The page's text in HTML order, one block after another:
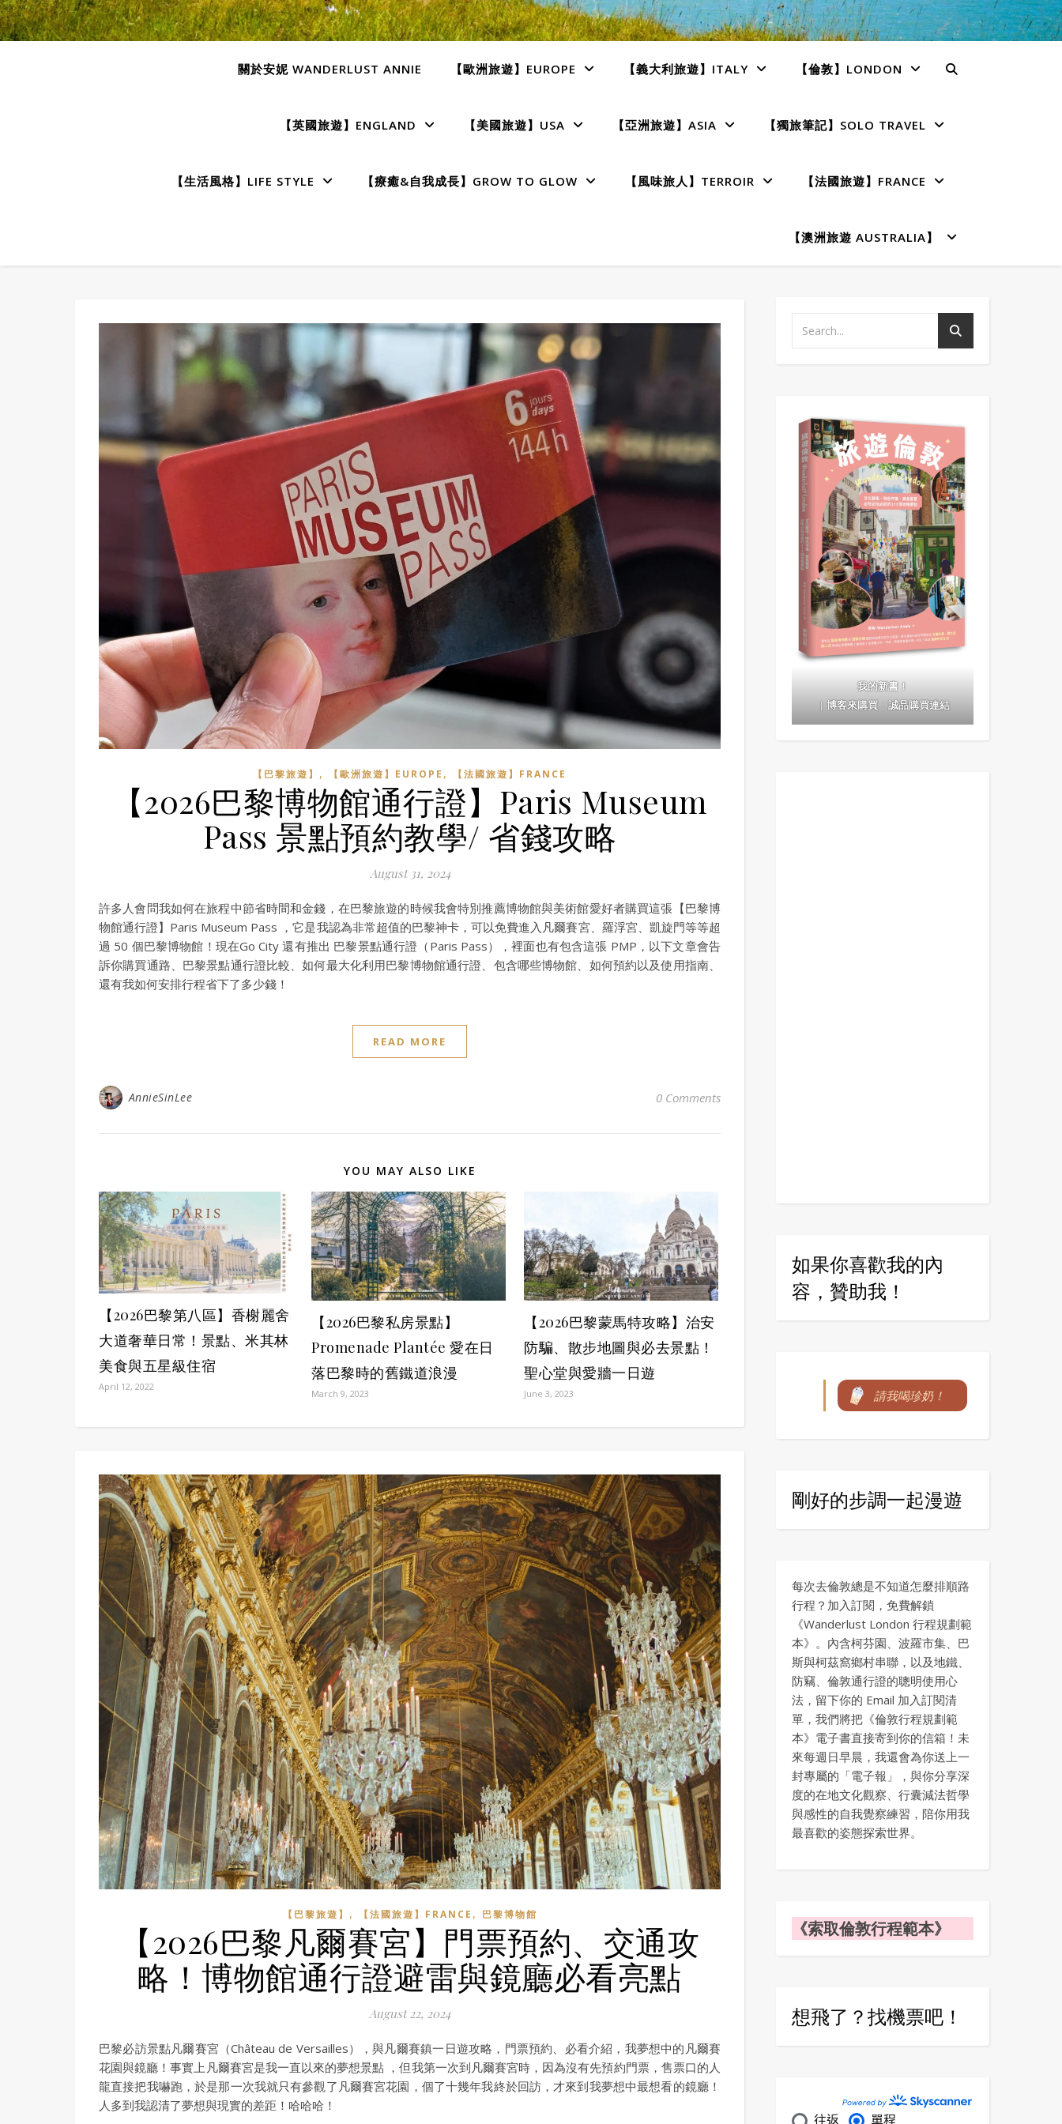
關於安妮 WANDERLUST ANNIE 【歐洲旅遊】EUROPE 【義大利旅遊】ITALY 【倫敦】LONDON
【英國旅遊】ENGLAND 【美國旅遊】USA 【亞洲旅遊】ASIA 【獨旅筆記】SOLO TRAVEL
【生活風格】LIFE STYLE 【療癒&自我成長】GROW TO GLOW 【風味旅人】TERROIR 【法國旅遊】FRANCE
【澳洲旅遊 AUSTRALIA】
【巴黎旅遊】 , 【歐洲旅遊】EUROPE , 【法國旅遊】FRANCE
【2026巴黎博物館通行證】Paris Museum
Pass 景點預約教學/ 省錢攻略
August 31, 2024
許多人會問我如何在旅程中節省時間和金錢，在巴黎旅遊的時候我會特別推薦博物館與美術館愛好者購買這張【巴黎博
物館通行證】Paris Museum Pass ，它是我認為非常超值的巴黎神卡，可以免費進入凡爾賽宮、羅浮宮、凱旋門等等超
過 50 個巴黎博物館！現在Go City 還有推出 巴黎景點通行證（Paris Pass），裡面也有包含這張 PMP，以下文章會告
訴你購買通路、巴黎景點通行證比較、如何最大化利用巴黎博物館通行證、包含哪些博物館、如何預約以及使用指南、
還有我如何安排行程省下了多少錢！
READ MORE
AnnieSinLee 0 Comments
YOU MAY ALSO LIKE
【2026巴黎第八區】香榭麗舍
大道奢華日常！景點、米其林
美食與五星級住宿
April 12, 2022
【2026巴黎私房景點】
Promenade Plantée 愛在日
落巴黎時的舊鐵道浪漫
March 9, 2023
【2026巴黎蒙馬特攻略】治安
防騙、散步地圖與必去景點！
聖心堂與愛牆一日遊
June 3, 2023
【巴黎旅遊】 , 【法國旅遊】FRANCE , 巴黎博物館
【2026巴黎凡爾賽宮】門票預約、交通攻
略！博物館通行證避雷與鏡廳必看亮點
August 22, 2024
巴黎必訪景點凡爾賽宮（Château de Versailles），與凡爾賽鎮一日遊攻略，門票預約、必看介紹，我夢想中的凡爾賽
花園與鏡廳！事實上凡爾賽宮是我一直以來的夢想景點 ，但我第一次到凡爾賽宮時，因為沒有先預約門票，售票口的人
龍直接把我嚇跑，於是那一次我就只有參觀了凡爾賽宮花園，個了十幾年我終於回訪，才來到我夢想中最想看的鏡廳！
人多到我認清了夢想與現實的差距！哈哈哈！
我的新書！
｜博客來購買｜誠品購買連結
如果你喜歡我的內
容，贊助我！
請我喝珍奶！
剛好的步調一起漫遊
每次去倫敦總是不知道怎麼排順路
行程？加入訂閱，免費解鎖
《Wanderlust London 行程規劃範
本》。內含柯芬園、波羅市集、巴
斯與柯茲窩鄉村串聯，以及地鐵、
防竊、倫敦通行證的聰明使用心
法，留下你的 Email 加入訂閱清
單，我們將把《倫敦行程規劃範
本》電子書直接寄到你的信箱！未
來每週日早晨，我還會為你送上一
封專屬的「電子報」，與你分享深
度的在地文化觀察、行囊減法哲學
與感性的自我覺察練習，陪你用我
最喜歡的姿態探索世界。
《索取倫敦行程範本》
想飛了？找機票吧！